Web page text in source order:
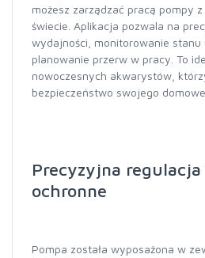
możesz zarządzać pracą pompy
świecie. Aplikacja pozwala na
wydajności, monitorowanie stanu
planowanie przerw w pracy. To
nowoczesnych akwarystów,
bezpieczeństwo swojego
Precyzyjna
ochronne
Pompa została wyposażona w